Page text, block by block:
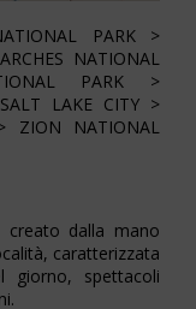
PARK >
NATIONAL
PARK >
LAKE CITY >
ZION NATIONAL
creato dalla mano
caratterizzata
spettacoli